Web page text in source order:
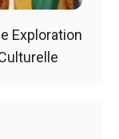
Exploration